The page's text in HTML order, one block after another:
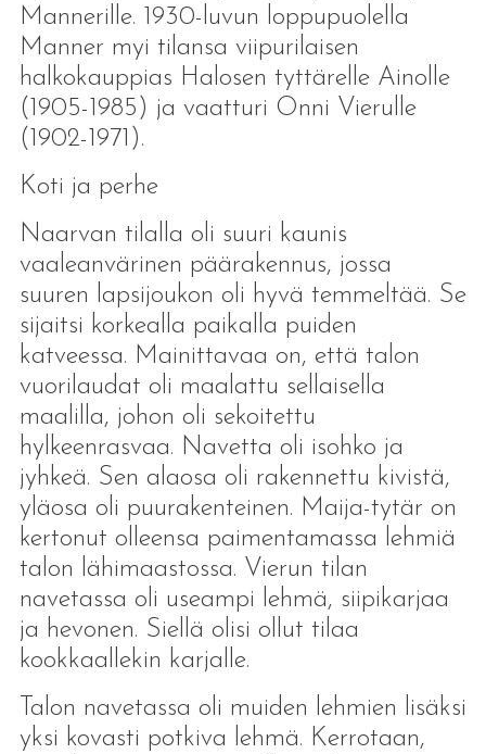
Mannerille. 1930-luvun loppupuolella
Manner myi tilansa viipurilaisen
halkokauppias Halosen tyttärelle Ainolle
(1905-1985) ja vaatturi Onni Vierulle
(1902-1971).
Koti ja perhe
Naarvan tilalla oli suuri kaunis
vaaleanvärinen päärakennus, jossa
suuren lapsijoukon oli hyvä temmeltää. Se
sijaitsi korkealla paikalla puiden
katveessa. Mainittavaa on, että talon
vuorilaudat oli maalattu sellaisella
maalilla, johon oli sekoitettu
hylkeenrasvaa. Navetta oli isohko ja
jyhkeä. Sen alaosa oli rakennettu kivistä,
yläosa oli puurakenteinen. Maija-tytär on
kertonut olleensa paimentamassa lehmiä
talon lähimaastossa. Vierun tilan
navetassa oli useampi lehmä, siipikarjaa
ja hevonen. Siellä olisi ollut tilaa
kookkaallekin karjalle.
Talon navetassa oli muiden lehmien lisäksi
yksi kovasti potkiva lehmä. Kerrotaan,